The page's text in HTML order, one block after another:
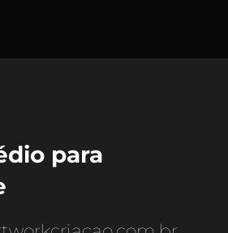
para